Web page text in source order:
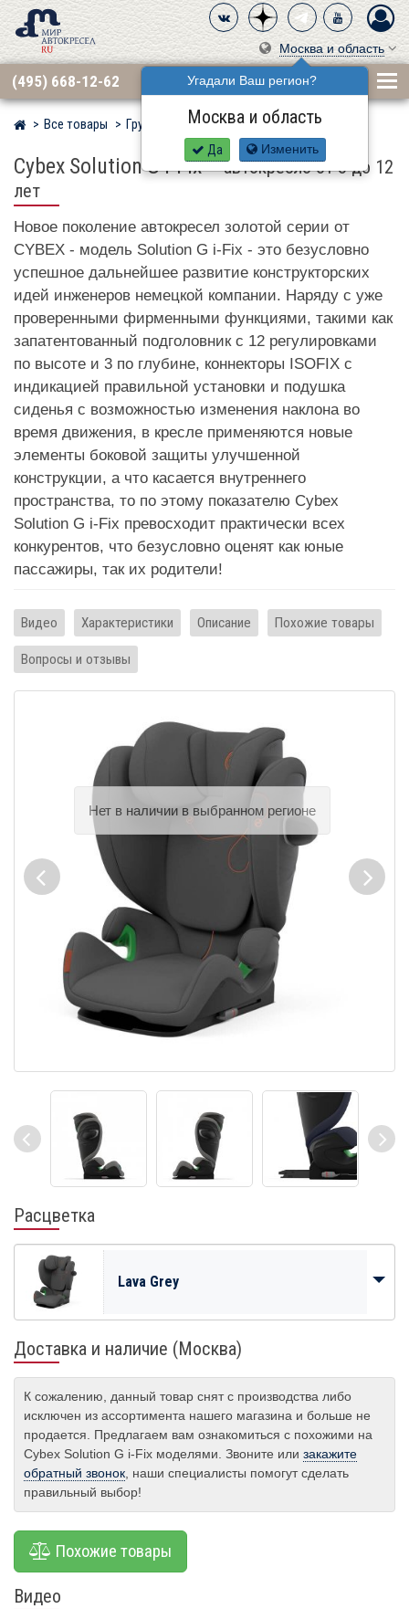
Москва и область
Угадали Ваш регион?
Москва и область
Да Изменить
(495) 668-12-62
Мир детских автокресел
Все товары Группа 2·3 (15–36 кг) CYBEX
Cybex Solution G i-Fix–автокресло от 3 до 12
лет
Новое поколение автокресел золотой серии от
CYBEX - модель Solution G i-Fix - это безусловно
успешное дальнейшее развитие конструкторских
идей инженеров немецкой компании. Наряду с уже
проверенными фирменными функциями, такими как
запатентованный подголовник с 12 регулировками
по высоте и 3 по глубине, коннекторы ISOFIX с
индикацией правильной установки и подушка
сиденья с возможностью изменения наклона во
время движения, в кресле применяются новые
элементы боковой защиты улучшенной
конструкции, а что касается внутреннего
пространства, то по этому показателю Cybex
Solution G i-Fix превосходит практически всех
конкурентов, что безусловно оценят как юные
пассажиры, так их родители!
Видео Характеристики Описание Похожие товары
Вопросы и отзывы
Расцветка
Lava Grey
Доставка и наличие (Москва)
К сожалению, данный товар снят с производства либо
исключен из ассортимента нашего магазина и больше не
продается. Предлагаем вам ознакомиться с похожими на
Cybex Solution G i-Fix моделями. Звоните или закажите
обратный звонок, наши специалисты помогут сделать
правильный выбор!
Похожие товары
Видео